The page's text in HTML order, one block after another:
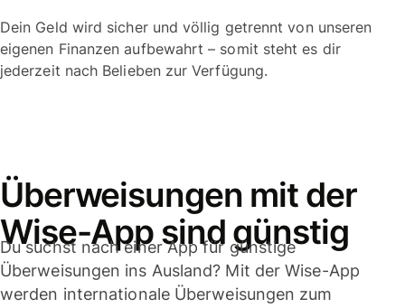
Dein Geld wird sicher und völlig getrennt von unseren
eigenen Finanzen aufbewahrt – somit steht es dir
jederzeit nach Belieben zur Verfügung.
Überweisungen mit der
Wise-App sind günstig
Du suchst nach einer App für günstige
Überweisungen ins Ausland? Mit der Wise-App
werden internationale Überweisungen zum